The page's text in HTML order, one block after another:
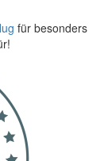
für besonders